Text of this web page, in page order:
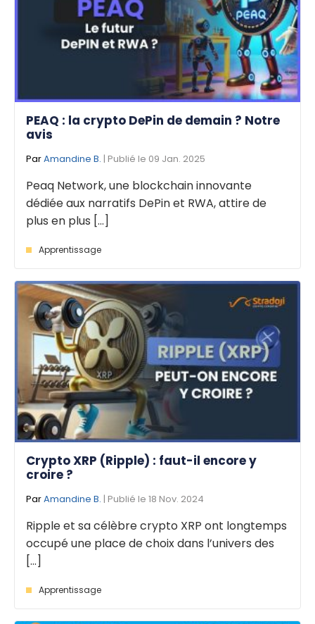
PEAQ : la crypto DePin de demain ? Notre
avis
ParAmandine B. | Publié le 09 Jan. 2025
Peaq Network, une blockchain innovante
dédiée aux narratifs DePin et RWA, attire de
plus en plus [...]
Apprentissage
Crypto XRP (Ripple) : faut-il encore y
croire ?
ParAmandine B. | Publié le 18 Nov. 2024
Ripple et sa célèbre crypto XRP ont longtemps
occupé une place de choix dans l’univers des
[...]
Apprentissage